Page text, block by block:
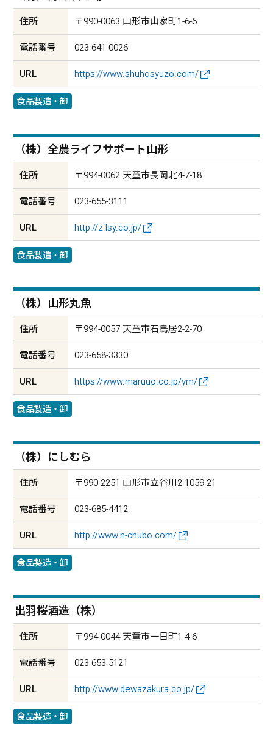
住所 〒990-0063 山形市山家町1-6-6
電話番号 023-641-0026
URL https://www.shuhosyuzo.com/
食品製造・卸
（株）全農ライフサポート山形
住所 〒994-0062 天童市長岡北4-7-18
電話番号 023-655-3111
URL http://z-lsy.co.jp/
食品製造・卸
（株）山形丸魚
住所 〒994-0057 天童市石鳥居2-2-70
電話番号 023-658-3330
URL https://www.maruuo.co.jp/ym/
食品製造・卸
（株）にしむら
住所 〒990-2251 山形市立谷川2-1059-21
電話番号 023-685-4412
URL http://www.n-chubo.com/
食品製造・卸
出羽桜酒造（株）
住所 〒994-0044 天童市一日町1-4-6
電話番号 023-653-5121
URL http://www.dewazakura.co.jp/
食品製造・卸